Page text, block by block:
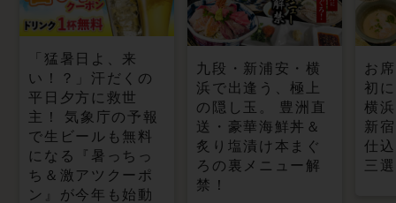
「猛暑日よ、来
い！？」汗だくの
平日夕方に救世
主！ 気象庁の予報
で生ビールも無料
になる『暑っちっ
ち＆激アツクーポ
ン』が今年も始動
九段・新浦安・横
浜で出逢う、極上
の隠し玉。 豊洲直
送・豪華海鮮丼＆
炙り塩漬け本まぐ
ろの裏メニュー解
禁！
お
初
横
新
仕
三選